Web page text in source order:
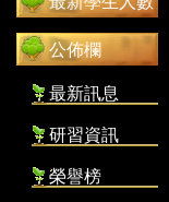
公佈欄
最新訊息
研習資訊
榮譽榜